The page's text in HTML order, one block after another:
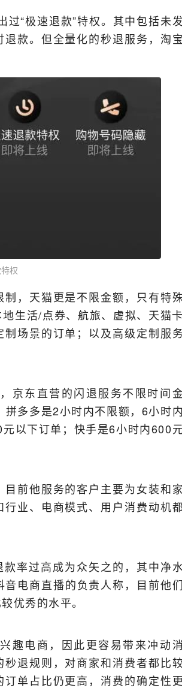
“极速退款”特权。其中包括未发
款。但全量化的秒退服务，淘宝
权
，天猫更是不限金额，只有特
生活/点券、航旅、虚拟、天猫卡
场景的订单；以及高级定制服务
京东直营的闪退服务不限时间
多多是2小时内不限额，6小时内
以下订单；快手是6小时内600
前他服务的客户主要为女装和家
业、电商模式、用户消费动机
率过高成为众矢之的，其中净
电商直播的负责人称，目前他们
优秀的水平。
趣电商，因此更容易带来冲动消
退规则，对商家和消费者都比
单占比仍更高，消费的确定性更